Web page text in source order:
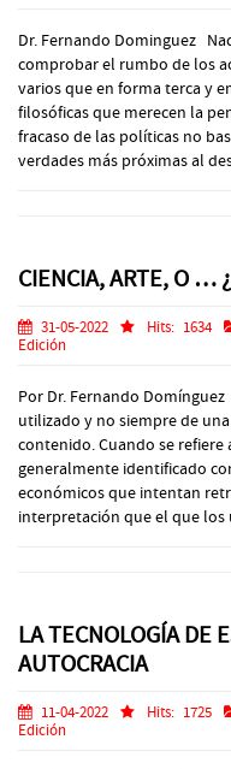
Dr. Fernando Dominguez
comprobar el rumbo de los
varios que en forma terca y
filosóficas que merecen la
fracaso de las políticas no
verdades más próximas al
CIENCIA, ARTE, O …
31-05-2022 Hits: 1634
Edición
Por Dr. Fernando
utilizado y no siempre de
contenido. Cuando se refiere
generalmente identificado
económicos que intentan
interpretación que el que los
LA TECNOLOGÍA DE
AUTOCRACIA
11-04-2022 Hits: 1725
Edición